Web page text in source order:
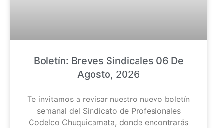
Boletín: Breves Sindicales 06 De
Agosto, 2026
Te invitamos a revisar nuestro nuevo boletín
semanal del Sindicato de Profesionales
Codelco Chuquicamata, donde encontrarás